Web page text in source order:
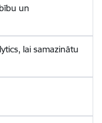
un
lai samazinātu